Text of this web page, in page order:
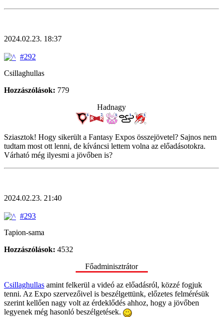
2024.02.23. 18:37
#292
Csillaghullas
Hozzászólások: 779
Hadnagy
Sziasztok! Hogy sikerült a Fantasy Expos összejövetel? Sajnos nem
tudtam most ott lenni, de kíváncsi lettem volna az előadásotokra.
Várható még ilyesmi a jövőben is?
2024.02.23. 21:40
#293
Tapion-sama
Hozzászólások: 4532
Főadminisztrátor
Csillaghullas amint felkerül a videó az előadásról, közzé fogjuk
tenni. Az Expo szervezőivel is beszélgettünk, előzetes felmérésük
szerint kellően nagy volt az érdeklődés ahhoz, hogy a jövőben
legyenek még hasonló beszélgetések.